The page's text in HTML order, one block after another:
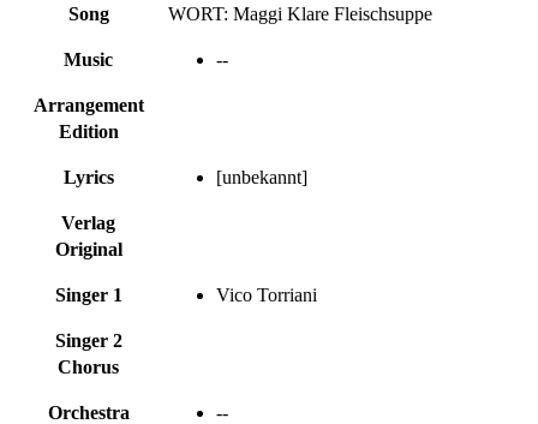
Song
WORT: Maggi Klare Fleischsuppe
Music --
Arrangement
Edition
Lyrics [unbekannt]
Verlag
Original
Singer 1 Vico Torriani
Singer 2
Chorus
Orchestra --